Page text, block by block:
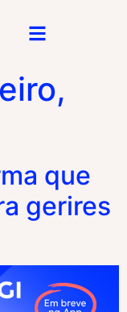
que
gerires